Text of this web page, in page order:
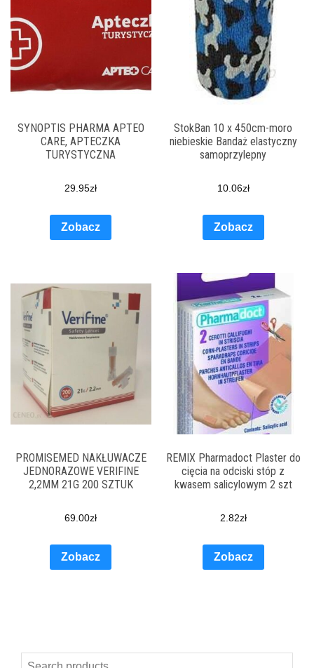
SYNOPTIS PHARMA APTEO
CARE, APTECZKA
TURYSTYCZNA
29.95zł
Zobacz
StokBan 10 x 450cm-moro
niebieskie Bandaż elastyczny
samoprzylepny
10.06zł
Zobacz
PROMISEMED NAKŁUWACZE
JEDNORAZOWE VERIFINE
2,2MM 21G 200 SZTUK
69.00zł
Zobacz
REMIX Pharmadoct Plaster do
cięcia na odciski stóp z
kwasem salicylowym 2 szt
2.82zł
Zobacz
Search